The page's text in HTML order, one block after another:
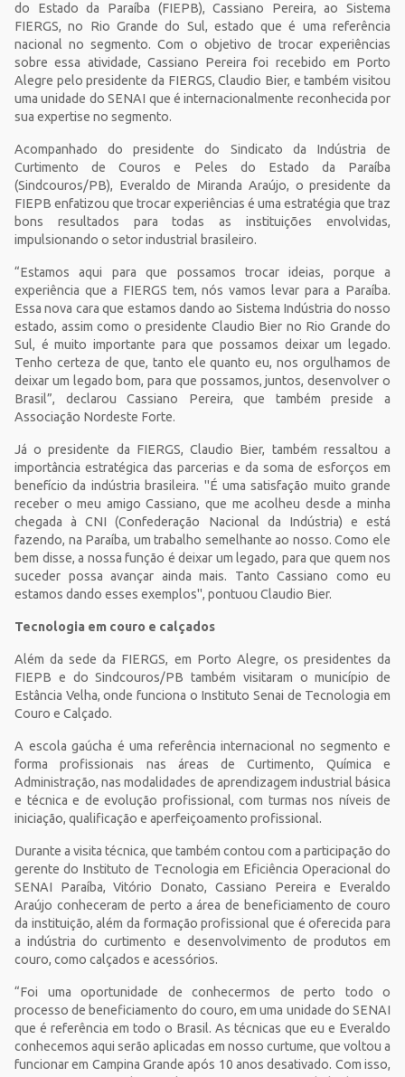
do Estado da Paraíba (FIEPB), Cassiano Pereira, ao Sistema
FIERGS, no Rio Grande do Sul, estado que é uma referência
nacional no segmento. Com o objetivo de trocar experiências
sobre essa atividade, Cassiano Pereira foi recebido em Porto
Alegre pelo presidente da FIERGS, Claudio Bier, e também visitou
uma unidade do SENAI que é internacionalmente reconhecida por
sua expertise no segmento.
Acompanhado do presidente do Sindicato da Indústria de
Curtimento de Couros e Peles do Estado da Paraíba
(Sindcouros/PB), Everaldo de Miranda Araújo, o presidente da
FIEPB enfatizou que trocar experiências é uma estratégia que traz
bons resultados para todas as instituições envolvidas,
impulsionando o setor industrial brasileiro.
“Estamos aqui para que possamos trocar ideias, porque a
experiência que a FIERGS tem, nós vamos levar para a Paraíba.
Essa nova cara que estamos dando ao Sistema Indústria do nosso
estado, assim como o presidente Claudio Bier no Rio Grande do
Sul, é muito importante para que possamos deixar um legado.
Tenho certeza de que, tanto ele quanto eu, nos orgulhamos de
deixar um legado bom, para que possamos, juntos, desenvolver o
Brasil”, declarou Cassiano Pereira, que também preside a
Associação Nordeste Forte.
Já o presidente da FIERGS, Claudio Bier, também ressaltou a
importância estratégica das parcerias e da soma de esforços em
benefício da indústria brasileira. "É uma satisfação muito grande
receber o meu amigo Cassiano, que me acolheu desde a minha
chegada à CNI (Confederação Nacional da Indústria) e está
fazendo, na Paraíba, um trabalho semelhante ao nosso. Como ele
bem disse, a nossa função é deixar um legado, para que quem nos
suceder possa avançar ainda mais. Tanto Cassiano como eu
estamos dando esses exemplos", pontuou Claudio Bier.
Tecnologia em couro e calçados
Além da sede da FIERGS, em Porto Alegre, os presidentes da
FIEPB e do Sindcouros/PB também visitaram o município de
Estância Velha, onde funciona o Instituto Senai de Tecnologia em
Couro e Calçado.
A escola gaúcha é uma referência internacional no segmento e
forma profissionais nas áreas de Curtimento, Química e
Administração, nas modalidades de aprendizagem industrial básica
e técnica e de evolução profissional, com turmas nos níveis de
iniciação, qualificação e aperfeiçoamento profissional.
Durante a visita técnica, que também contou com a participação do
gerente do Instituto de Tecnologia em Eficiência Operacional do
SENAI Paraíba, Vitório Donato, Cassiano Pereira e Everaldo
Araújo conheceram de perto a área de beneficiamento de couro
da instituição, além da formação profissional que é oferecida para
a indústria do curtimento e desenvolvimento de produtos em
couro, como calçados e acessórios.
“Foi uma oportunidade de conhecermos de perto todo o
processo de beneficiamento do couro, em uma unidade do SENAI
que é referência em todo o Brasil. As técnicas que eu e Everaldo
conhecemos aqui serão aplicadas em nosso curtume, que voltou a
funcionar em Campina Grande após 10 anos desativado. Com isso,